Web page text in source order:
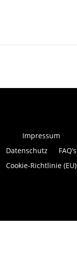
Impressum
Datenschutz
FAQ’s
Cookie-Richtlinie (EU)